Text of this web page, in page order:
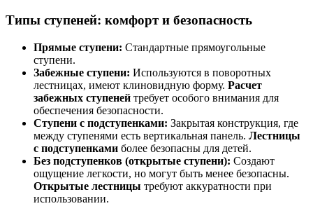
Типы ступеней: комфорт и безопасность
Прямые ступени: Стандартные прямоугольные
ступени.
Забежные ступени: Используются в поворотных
лестницах, имеют клиновидную форму. Расчет
забежных ступеней требует особого внимания для
обеспечения безопасности.
Ступени с подступенками: Закрытая конструкция, где
между ступенями есть вертикальная панель. Лестницы
с подступенками более безопасны для детей.
Без подступенков (открытые ступени): Создают
ощущение легкости, но могут быть менее безопасны.
Открытые лестницы требуют аккуратности при
использовании.